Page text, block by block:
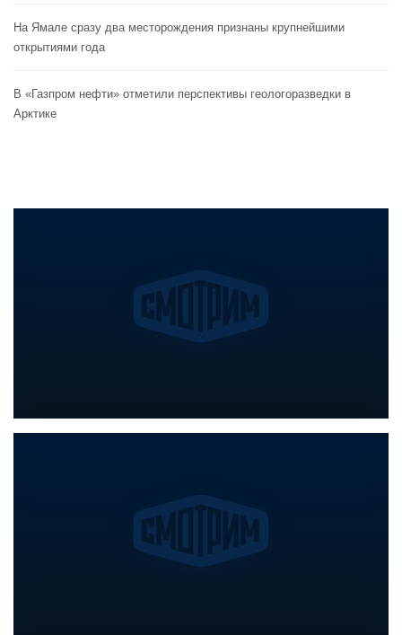
На Ямале сразу два месторождения признаны крупнейшими
открытиями года
В «Газпром нефти» отметили перспективы геологоразведки в
Арктике